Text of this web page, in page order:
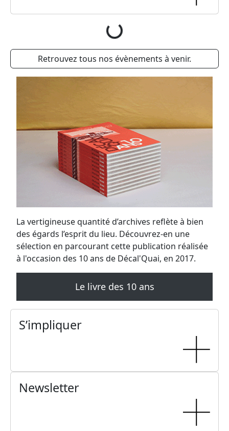
La vertigineuse quantité d’archives reflète à bien
des égards l’esprit du lieu. Découvrez-en une
sélection en parcourant cette publication réalisée
à l'occasion des 10 ans de Décal'Quai, en 2017.
Le livre des 10 ans
Chargement...
Retrouvez tous nos évènements à venir.
S’impliquer
Newsletter